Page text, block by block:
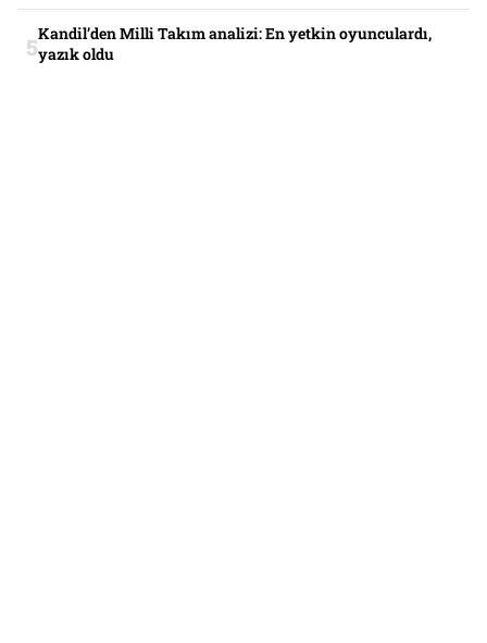
Kandil’den Milli Takım analizi: En yetkin oyunculardı,
yazık oldu